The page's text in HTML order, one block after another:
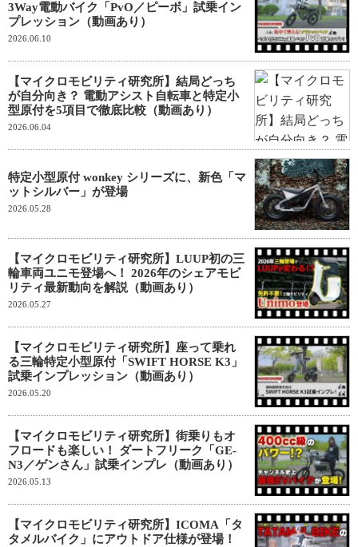
3Way電動バイク「PvO／ピーボ」試乗イン
プレッション（動画あり）
2026.06.10
【マイクロモビリティ研究所】結局どっち
が自分向き？ 電動アシスト自転車と特定小
型原付を5項目で徹底比較（動画あり）
2026.06.04
特定小型原付 wonkey シリーズに、新色「マ
ットシルバー」が登場
2026.05.28
【マイクロモビリティ研究所】LUUP初の三
輪車両ユニモ登場へ！ 2026年のシェアモビ
リティ最新動向を解説（動画あり）
2026.05.27
【マイクロモビリティ研究所】座って乗れ
る三輪特定小型原付「SWIFT HORSE K3」
試乗インプレッション（動画あり）
2026.05.20
【マイクロモビリティ研究所】街乗りもオ
フロードも楽しい！ ダートフリーク「GE-
N3／ゲンさん」試乗インプレ（動画あり）
2026.05.13
【マイクロモビリティ研究所】ICOMA「タ
タメルバイク」にアウトドア仕様が登場！